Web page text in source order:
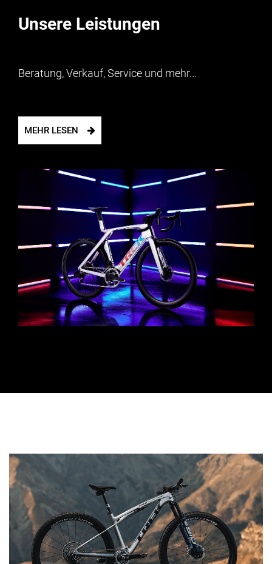
Unsere Leistungen
Beratung, Verkauf, Service und mehr...
MEHR LESEN